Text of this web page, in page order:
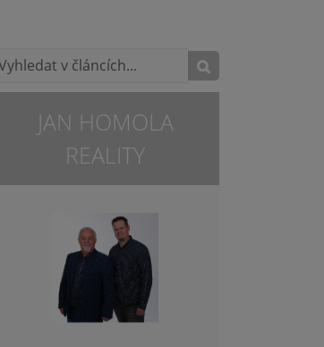
JAN HOMOLA
REALITY